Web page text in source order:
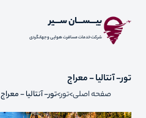
بیـــســـان ســـیر
شرکت خدمات مسافرت هوایی و جهانگردی
تور- آنتالیا - معراج
صفحه اصلی تور تور- آنتالیا - معراج